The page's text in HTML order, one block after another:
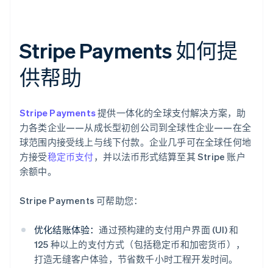
Stripe Payments 如何提
供帮助
Stripe Payments提供一体化的全球支付解决方案，助
力各类企业——从成长型初创公司到全球性企业——在全
球范围内接受线上与线下付款。企业几乎可在全球任何地
方接受稳定币支付，并以法币形式结算至其 Stripe 账户
余额中。
Stripe Payments 可帮助您：
优化结账体验：通过预构建的支付用户界面 (UI) 和
125 种以上的支付方式（包括稳定币和加密货币），
打造无缝客户体验，节省数千小时工程开发时间。